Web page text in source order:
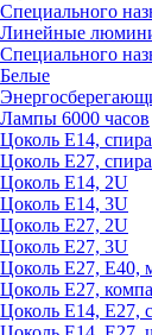
Специального
Линейные
Специального
Белые
Лампы 6000 часов
Цоколь Е14,
Цоколь Е27,
Цоколь Е14, 2U
Цоколь Е14, 3U
Цоколь Е27, 2U
Цоколь Е27, 3U
Цоколь Е27, Е40,
Цоколь Е27,
Цоколь Е14, Е27,